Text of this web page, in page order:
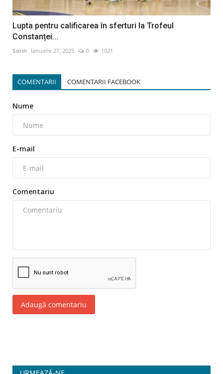
Lupta pentru calificarea în sferturi la Trofeul
Constanței...
Sorin Ianuarie 27, 2025 0 1021
COMENTARII COMENTARII FACEBOOK
Nume
E-mail
Comentariu
Adaugă comentariu